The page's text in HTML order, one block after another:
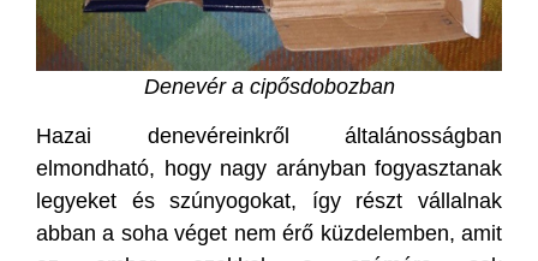
Denevér a cipősdobozban
Hazai denevéreinkről általánosságban
elmondható, hogy nagy arányban fogyasztanak
legyeket és szúnyogokat, így részt vállalnak
abban a soha véget nem érő küzdelemben, amit